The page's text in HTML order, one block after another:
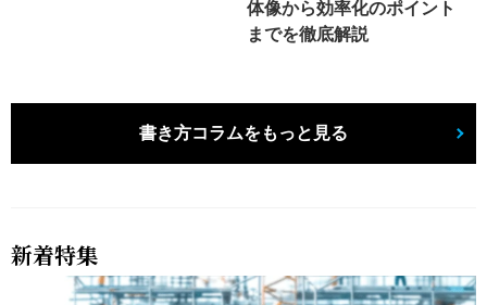
体像から効率化のポイント
までを徹底解説
書き方コラムをもっと見る
新着特集